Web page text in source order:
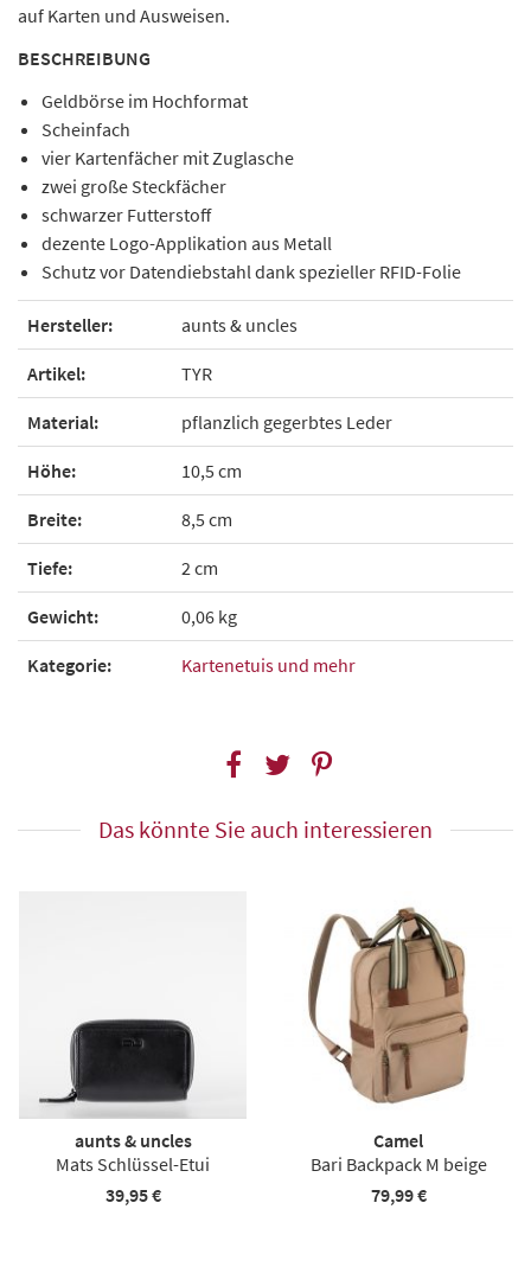
auf Karten und Ausweisen.
BESCHREIBUNG
Geldbörse im Hochformat
Scheinfach
vier Kartenfächer mit Zuglasche
zwei große Steckfächer
schwarzer Futterstoff
dezente Logo-Applikation aus Metall
Schutz vor Datendiebstahl dank spezieller RFID-Folie
Hersteller: aunts & uncles
Artikel: TYR
Material: pflanzlich gegerbtes Leder
Höhe: 10,5 cm
Breite: 8,5 cm
Tiefe: 2 cm
Gewicht: 0,06 kg
Kategorie: Kartenetuis und mehr
Das könnte Sie auch interessieren
aunts & uncles
Mats Schlüssel-Etui
39,95 €
Camel
Bari Backpack M beige
79,99 €